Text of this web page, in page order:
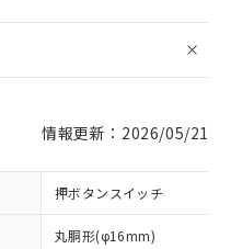
情報更新：2026/05/21
押ボタンスイッチ
丸胴形(φ16mm)